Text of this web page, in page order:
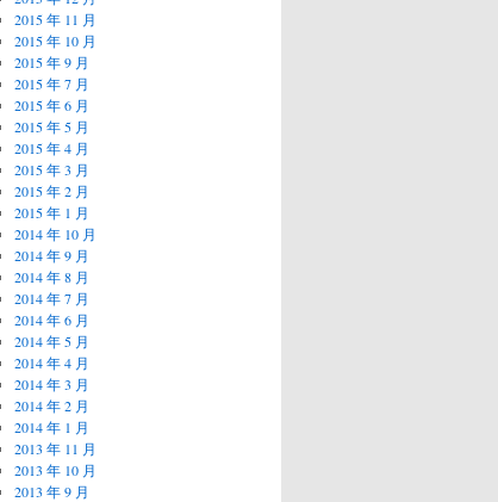
2015 年 11 月
2015 年 10 月
2015 年 9 月
2015 年 7 月
2015 年 6 月
2015 年 5 月
2015 年 4 月
2015 年 3 月
2015 年 2 月
2015 年 1 月
2014 年 10 月
2014 年 9 月
2014 年 8 月
2014 年 7 月
2014 年 6 月
2014 年 5 月
2014 年 4 月
2014 年 3 月
2014 年 2 月
2014 年 1 月
2013 年 11 月
2013 年 10 月
2013 年 9 月